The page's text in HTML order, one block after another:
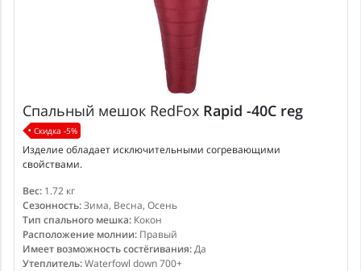
Спальный мешок RedFox Rapid -40C reg
Скидка -5%
Изделие обладает исключительными согревающими
свойствами.
Вес: 1.72 кг
Сезонность:Зима, Весна, Осень
Тип спального мешка: Кокон
Расположение молнии: Правый
Имеет возможность состёгивания:Да
Утеплитель:Waterfowl down 700+